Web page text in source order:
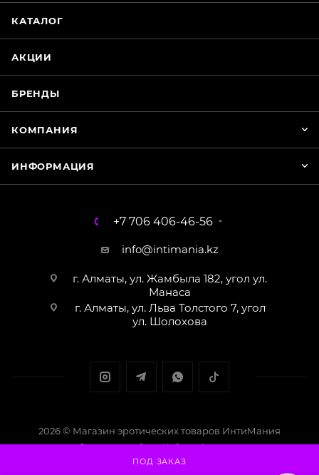
ПОД ЗАКАЗ
КАТАЛОГ
АКЦИИ
БРЕНДЫ
КОМПАНИЯ
ИНФОРМАЦИЯ
+7 706 406-46-56
info@intimania.kz
г. Алматы, ул. Жамбыла 182, угол ул.
Манаса
г. Алматы, ул. Льва Толстого 7, угол
ул. Шолохова
2026 © Магазин эротических товаров ИнтиМания
Создание сайта - Кайрат Алматов
WhatsApp